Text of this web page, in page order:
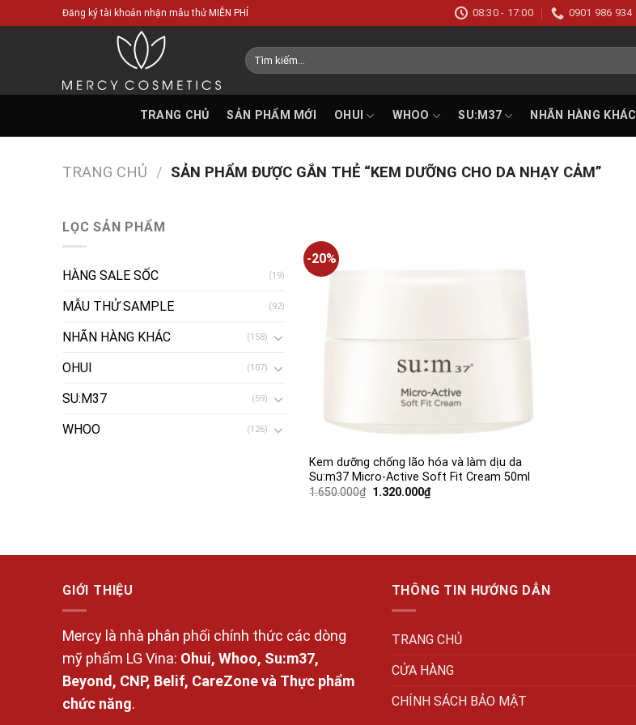
to
Đăng ký tài khoản nhận mẫu thử MIỄN PHÍ 08:30 - 17:00 0901 986 934
Tìm
kiếm:
TRANG CHỦ SẢN PHẨM MỚI OHUI WHOO SU:M37 NHÃN HÀNG KHÁC
TRANG CHỦ / SẢN PHẨM ĐƯỢC GẮN THẺ “KEM DƯỠNG CHO DA NHẠY CẢM”
LỌC SẢN PHẨM
HÀNG SALE SỐC (19)
MẪU THỬ SAMPLE (92)
NHÃN HÀNG KHÁC (158)
OHUI (107)
SU:M37 (59)
WHOO (126)
-20%
Kem dưỡng chống lão hóa và làm dịu da
Su:m37 Micro-Active Soft Fit Cream 50ml
1.650.000₫ Giá
1.320.000₫Giá
hiện
GIỚI THIỆU
Mercy là nhà phân phối chính thức các dòng
mỹ phẩm LG Vina: Ohui, Whoo, Su:m37,
Beyond, CNP, Belif, CareZone và Thực phẩm
chức năng.
THÔNG TIN HƯỚNG DẪN
TRANG CHỦ
CỬA HÀNG
CHÍNH SÁCH BẢO MẬT